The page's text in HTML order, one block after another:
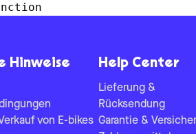
Hinweise
von E-bikes
Help Center
Lieferung &
Rücksendung
Garantie &